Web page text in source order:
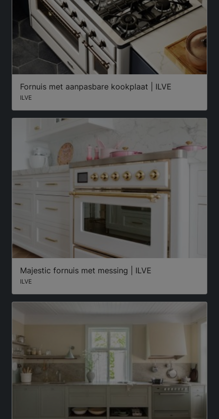
Fornuis met aanpasbare kookplaat | ILVE
ILVE
Majestic fornuis met messing | ILVE
ILVE